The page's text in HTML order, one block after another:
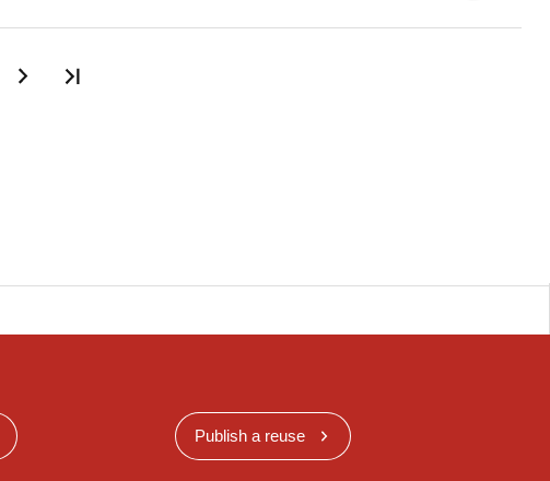
Publish a reuse